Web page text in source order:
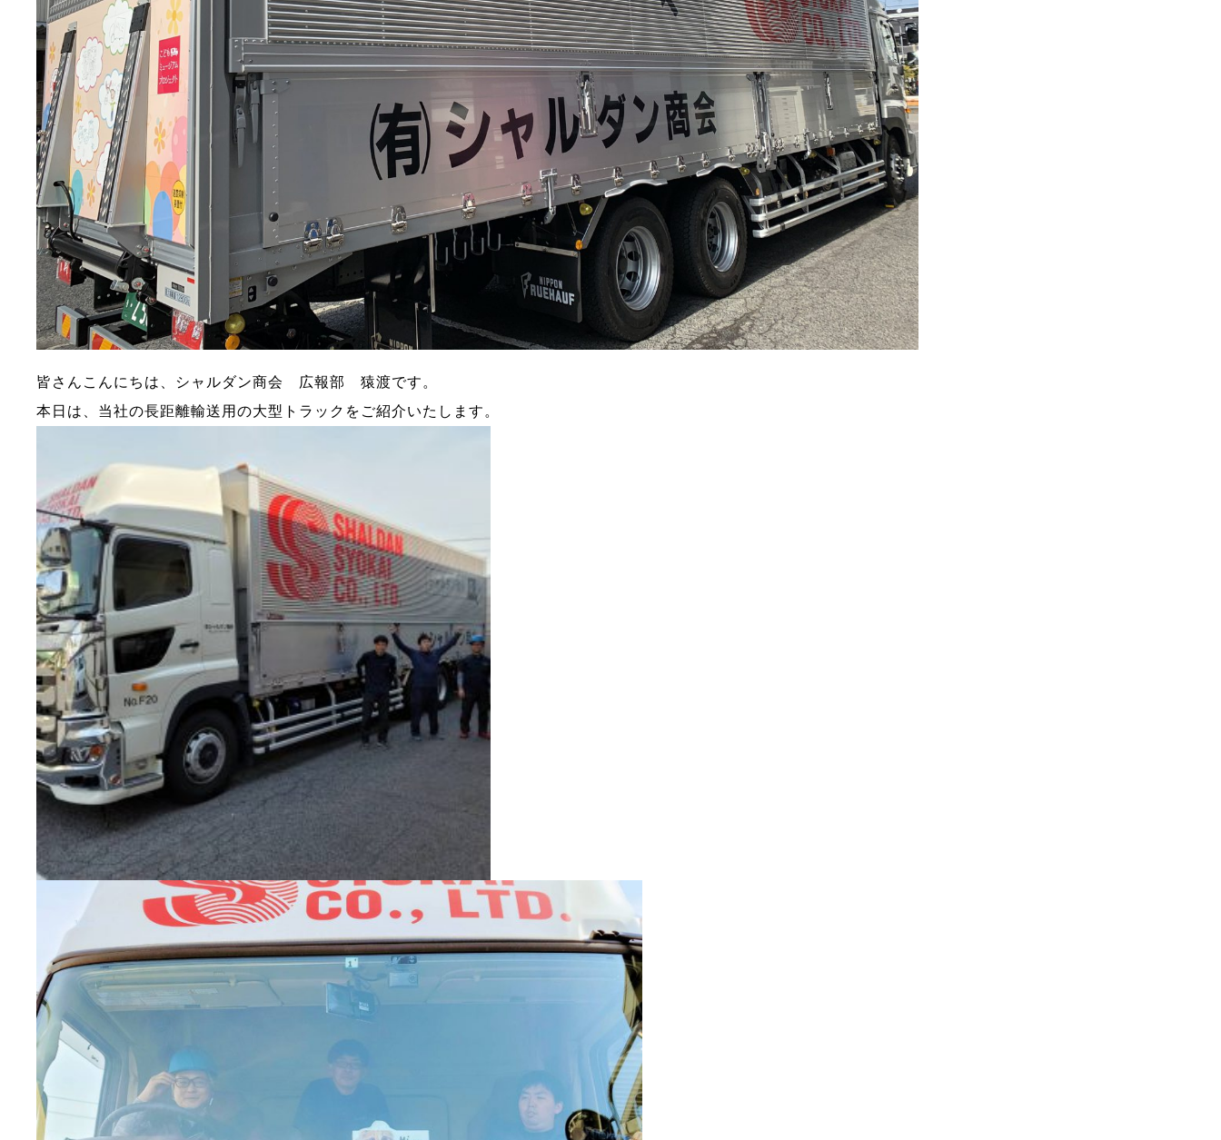
皆さんこんにちは、シャルダン商会 広報部 猿渡です。
本日は、当社の長距離輸送用の大型トラックをご紹介いたします。